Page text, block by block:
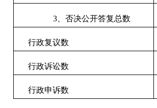
3、否决公开答复总数
行政复议数
行政诉讼数
行政申诉数